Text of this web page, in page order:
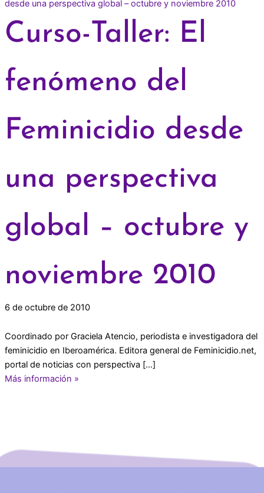
Curso-Taller: El
fenómeno del
Feminicidio desde
una perspectiva
global – octubre y
noviembre 2010
6 de octubre de 2010
Coordinado por Graciela Atencio, periodista e investigadora del
feminicidio en Iberoamérica. Editora general de Feminicidio.net,
portal de noticias con perspectiva […]
Más información »